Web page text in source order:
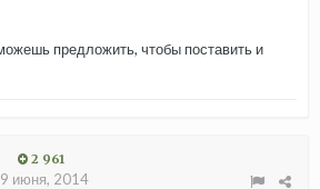
предложить, чтобы поставить и
2 961
9 июня, 2014